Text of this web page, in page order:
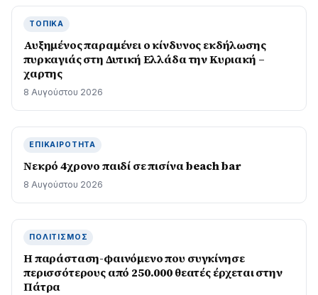
ΤΟΠΙΚΆ
Αυξημένος παραμένει ο κίνδυνος εκδήλωσης
πυρκαγιάς στη Δυτική Ελλάδα την Κυριακή –
χαρτης
8 Αυγούστου 2026
ΕΠΙΚΑΙΡΌΤΗΤΑ
Νεκρό 4χρονο παιδί σε πισίνα beach bar
8 Αυγούστου 2026
ΠΟΛΙΤΙΣΜΌΣ
Η παράσταση-φαινόμενο που συγκίνησε
περισσότερους από 250.000 θεατές έρχεται στην
Πάτρα